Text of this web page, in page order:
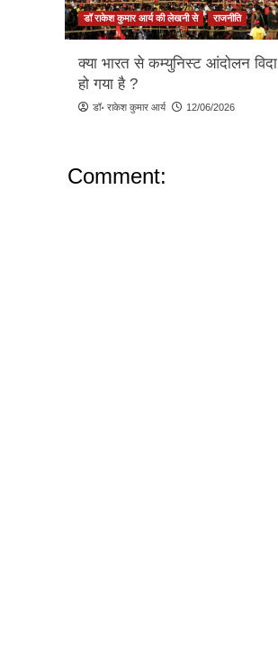
डॉ राकेश कुमार आर्य की लेखनी से राजनीति
क्या भारत से कम्युनिस्ट आंदोलन विदा
हो गया है ?
डॉ॰ राकेश कुमार आर्य 12/06/2026
Comment: